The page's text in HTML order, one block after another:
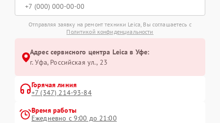
Отправляя заявку на ремонт техники Leica, Вы соглашаетесь с
Политикой конфиденциальности
Адрес сервисного центра Leica в Уфе:
г. Уфа, Российская ул., 23
Горячая линия
+7 (347) 214-93-84
Время работы
Ежедневно с 9:00 до 21:00